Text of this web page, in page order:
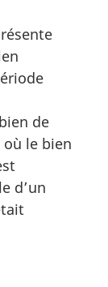
de
le bien
d’un